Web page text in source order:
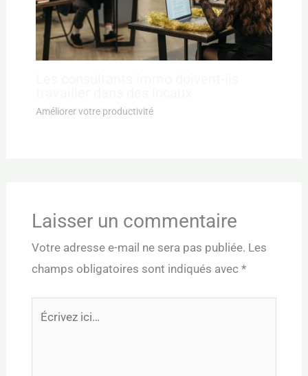
Améliorer votre productivité
Laisser un commentaire
Votre adresse e-mail ne sera pas publiée. Les
champs obligatoires sont indiqués avec *